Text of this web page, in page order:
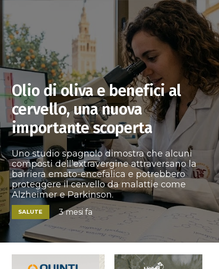
Olio di oliva e benefici al
cervello, una nuova
importante scoperta
Uno studio spagnolo dimostra che alcuni
composti dell’extravergine attraversano la
barriera emato-encefalica e potrebbero
proteggere il cervello da malattie come
Alzheimer e Parkinson.
SALUTE 3 mesi fa